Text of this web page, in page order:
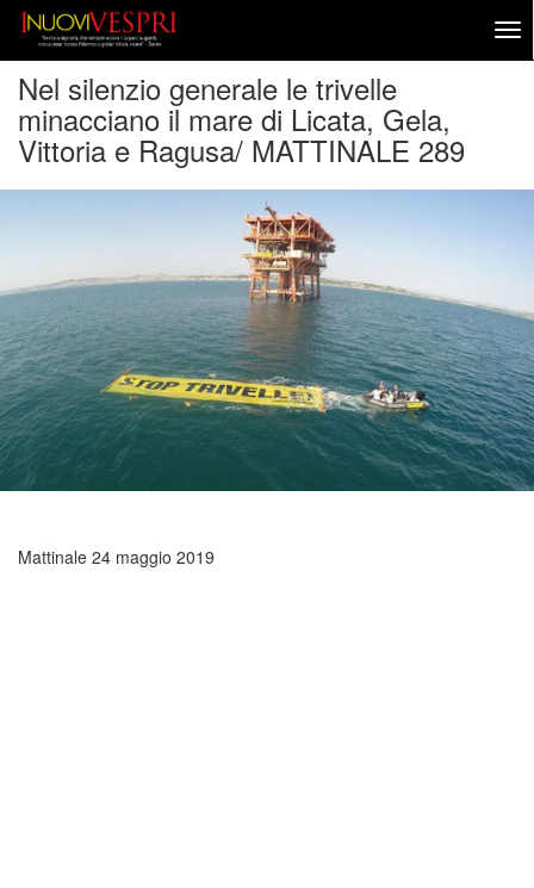
Nel silenzio generale le trivelle
minacciano il mare di Licata, Gela,
Vittoria e Ragusa/ MATTINALE 289
Mattinale 24 maggio 2019